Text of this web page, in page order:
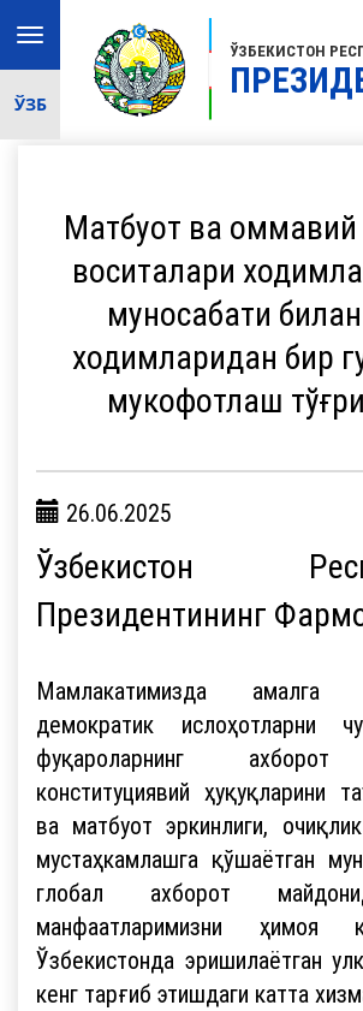
ЎЗБЕКИСТОН
Toggle
navigation
ЎЗБ
Матбуот ва оммавий
воситалари
муносабати
ходимларидан бир
мукофотлаш
26.06.2025
Ўзбекистон
Президентининг
Мамлакатимизда амалга
демократик ислоҳотларни
фуқароларнинг ахборот
конституциявий ҳуқуқларини
ва матбуот эркинлиги,
мустаҳкамлашга қўшаётган
глобал ахборот
манфаатларимизни ҳимоя
Ўзбекистонда эришилаётган
кенг тарғиб этишдаги катта